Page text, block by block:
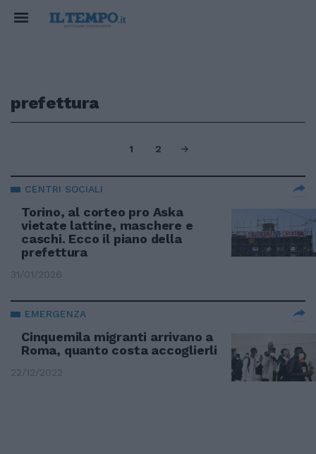
prefettura
1 2
CENTRI SOCIALI
Torino, al corteo pro Aska
vietate lattine, maschere e
caschi. Ecco il piano della
prefettura
31/01/2026
EMERGENZA
Cinquemila migranti arrivano a
Roma, quanto costa accoglierli
22/12/2022